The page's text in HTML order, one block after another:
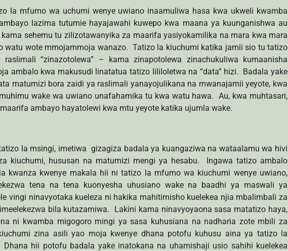
la mfumo wa uchumi wenye uwiano inaamuliwa hasa kwa ukweli kwamba
lazima tutumie hayajawahi kuwepo kwa maana ya kuunganishwa au
sehemu tu zilizotawanyika za maarifa yasiyokamilika na mara kwa mara
watu wote mmojammoja wanazo. Tatizo la kiuchumi katika jamii sio tu tatizo
“zinazotolewa” – kama zinapotolewa zinachukuliwa kumaanisha
ambalo kwa makusudi linatatua tatizo lililoletwa na “data” hizi. Badala yake
matumizi bora zaidi ya raslimali yanayojulikana na mwanajamii yeyote, kwa
wake wa uwiano unafahamika tu kwa watu hawa. Au, kwa muhtasari,
ambayo hayatolewi kwa mtu yeyote katika ujumla wake.
la msingi, imetiwa gizagiza badala ya kuangaziwa na wataalamu wa hivi
kiuchumi, hususan na matumizi mengi ya hesabu. Ingawa tatizo ambalo
kwanza kwenye makala hii ni tatizo la mfumo wa kiuchumi wenye uwiano,
tena na tena kuonyesha uhusiano wake na baadhi ya maswali ya
vingi ninavyotaka kueleza ni hakika mahitimisho kuelekea njia mbalimbali za
bila kutazamiwa. Lakini kama ninavyoyaona sasa matatizo haya,
ni kwamba migogoro mingi ya sasa kuhusiana na nadharia zote mbili za
zina asili yao moja kwenye dhana potofu kuhusu aina ya tatizo la
hii potofu badala yake inatokana na uhamishaji usio sahihi kuelekea